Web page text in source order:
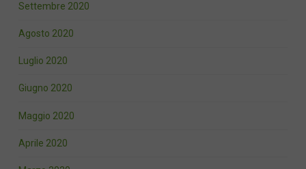
Settembre 2020
Agosto 2020
Luglio 2020
Giugno 2020
Maggio 2020
Aprile 2020